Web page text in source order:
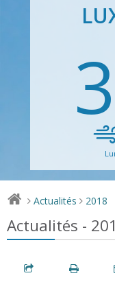
> Actualités > 2018
Actualités -